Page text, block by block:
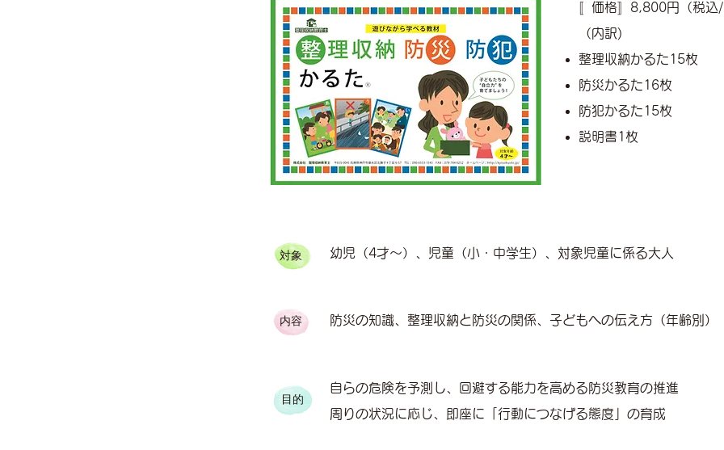
〚価格〛8,800円（税込/
（内訳)
整理収納かるた15枚
防災かるた16枚
防犯かるた15枚
説明書1枚
​対象 幼児（4才～）、児童（小・中学生）、対象児童に係る大人
​内容 ​防災の知識、整理収納と防災の関係、子どもへの伝え方（年齢別）
​目的
自らの危険を予測し、回避する能力を高める防災教育の推進
周りの状況に応じ、即座に「行動につなげる態度」の育成